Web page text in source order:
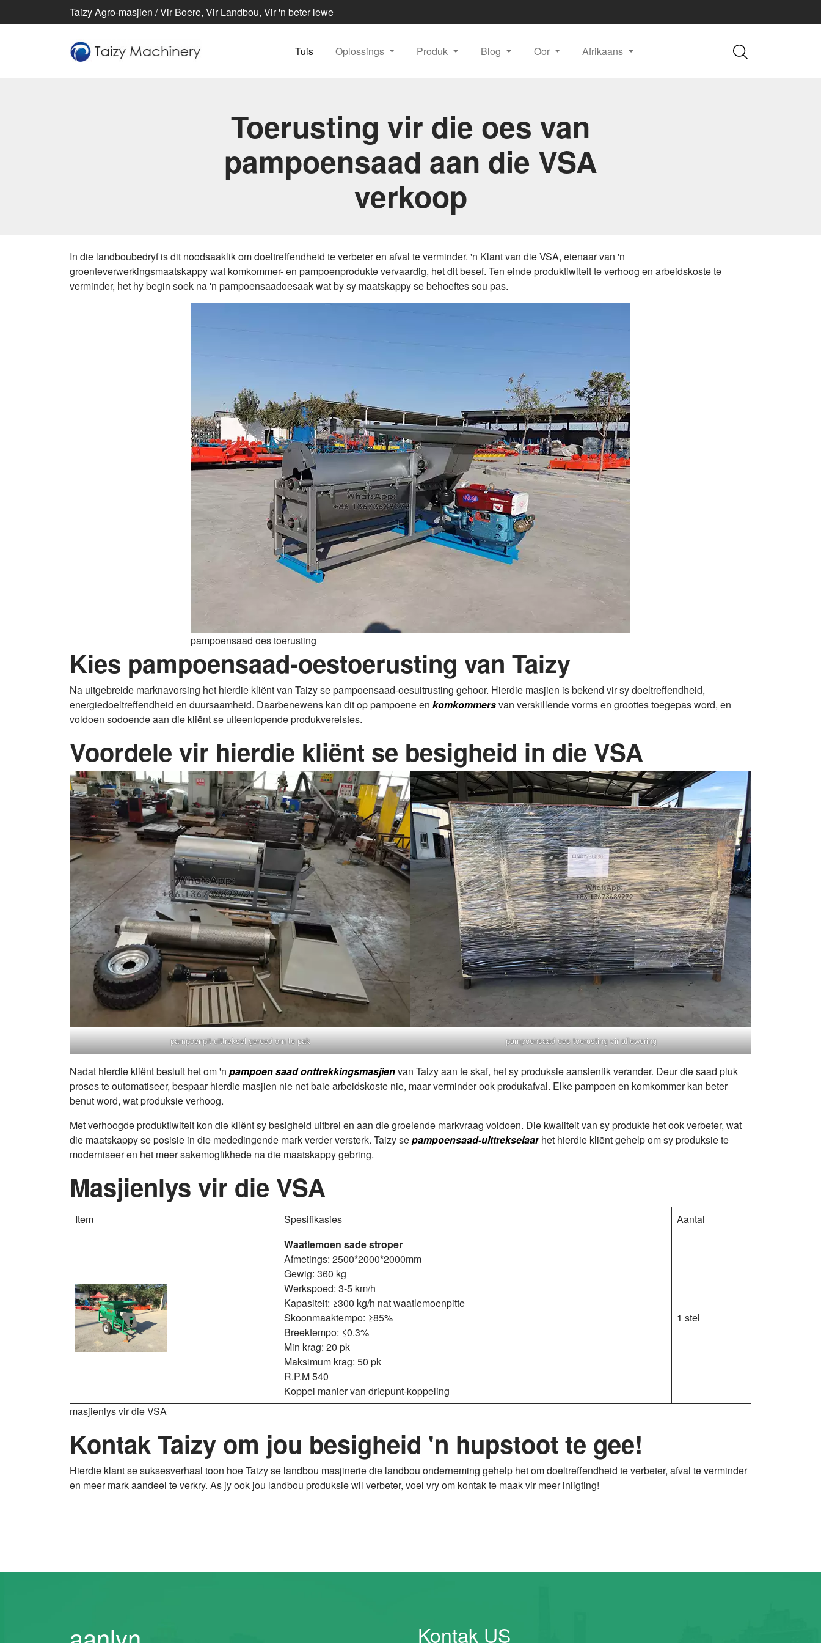
Taizy Agro-masjien / Vir Boere, Vir Landbou, Vir 'n beter lewe
Tuis Oplossings Produk Blog Oor Afrikaans
Toerusting vir die oes van
pampoensaad aan die VSA
verkoop
In die landboubedryf is dit noodsaaklik om doeltreffendheid te verbeter en afval te verminder. 'n Klant van die VSA, eienaar van 'n
groenteverwerkingsmaatskappy wat komkommer- en pampoenprodukte vervaardig, het dit besef. Ten einde produktiwiteit te verhoog en arbeidskoste te
verminder, het hy begin soek na 'n pampoensaadoesaak wat by sy maatskappy se behoeftes sou pas.
pampoensaad oes toerusting
Kies pampoensaad-oestoerusting van Taizy
Na uitgebreide marknavorsing het hierdie kliënt van Taizy se pampoensaad-oesuitrusting gehoor. Hierdie masjien is bekend vir sy doeltreffendheid,
energiedoeltreffendheid en duursaamheid. Daarbenewens kan dit op pampoene en komkommersvan verskillende vorms en groottes toegepas word, en
voldoen sodoende aan die kliënt se uiteenlopende produkvereistes.
Voordele vir hierdie kliënt se besigheid in die VSA
pampoenpit-uittreksel gereed om te pak pampoensaad oes toerusting vir aflewering
Nadat hierdie kliënt besluit het om 'n pampoen saad onttrekkingsmasjienvan Taizy aan te skaf, het sy produksie aansienlik verander. Deur die saad pluk
proses te outomatiseer, bespaar hierdie masjien nie net baie arbeidskoste nie, maar verminder ook produkafval. Elke pampoen en komkommer kan beter
benut word, wat produksie verhoog.
Met verhoogde produktiwiteit kon die kliënt sy besigheid uitbrei en aan die groeiende markvraag voldoen. Die kwaliteit van sy produkte het ook verbeter, wat
die maatskappy se posisie in die mededingende mark verder versterk. Taizy sepampoensaad-uittrekselaarhet hierdie kliënt gehelp om sy produksie te
moderniseer en het meer sakemoglikhede na die maatskappy gebring.
Masjienlys vir die VSA
Item Spesifikasies
Aantal
Waatlemoen sade stroper
Afmetings: 2500*2000*2000mm
Gewig: 360 kg
Werkspoed: 3-5 km/h
Kapasiteit: ≥300 kg/h nat waatlemoenpitte
Skoonmaaktempo: ≥85%
Breektempo: ≤0.3%
Min krag: 20 pk
Maksimum krag: 50 pk
R.P.M 540
Koppel manier van driepunt-koppeling
1 stel
masjienlys vir die VSA
Kontak Taizy om jou besigheid 'n hupstoot te gee!
Hierdie klant se suksesverhaal toon hoe Taizy se landbou masjinerie die landbou onderneming gehelp het om doeltreffendheid te verbeter, afval te verminder
en meer mark aandeel te verkry. As jy ook jou landbou produksie wil verbeter, voel vry om kontak te maak vir meer inligting!
Kontak US